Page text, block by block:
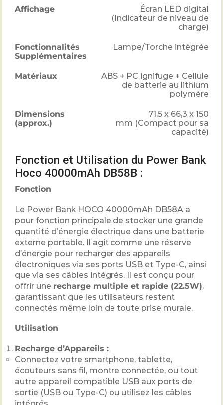
Affichage
Écran LED digital
(Indicateur de niveau de
charge)
Fonctionnalités
Supplémentaires
Lampe/Torche intégrée
Matériaux
ABS + PC ignifuge + Cellule
de batterie au lithium
polymère
Dimensions
(approx.)
71,5 x 66,3 x 150
mm (Compact pour sa
capacité)
Fonction et Utilisation du Power Bank
Hoco 40000mAh DB58B :
Fonction
Le Power Bank HOCO 40000mAh DB58A a
pour fonction principale de stocker une grande
quantité d’énergie électrique dans une batterie
externe portable. Il agit comme une réserve
d’énergie pour recharger des appareils
électroniques via ses ports USB et Type-C, ainsi
que via ses câbles intégrés. Il est conçu pour
offrir une recharge multiple et rapide (22.5W),
garantissant que les utilisateurs restent
connectés même loin de toute prise murale.
Utilisation
Recharge d’Appareils :
Connectez votre smartphone, tablette,
écouteurs sans fil, montre connectée, ou tout
autre appareil compatible USB aux ports de
sortie (USB ou Type-C) ou utilisez les câbles
intégrés.